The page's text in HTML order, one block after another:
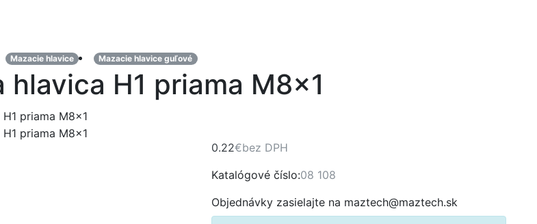
Mazacie hlavice Mazacie hlavice guľové
hlavica H1 priama M8x1
0.22€bez DPH
Katalógové číslo:08 108
Objednávky zasielajte na maztech@maztech.sk